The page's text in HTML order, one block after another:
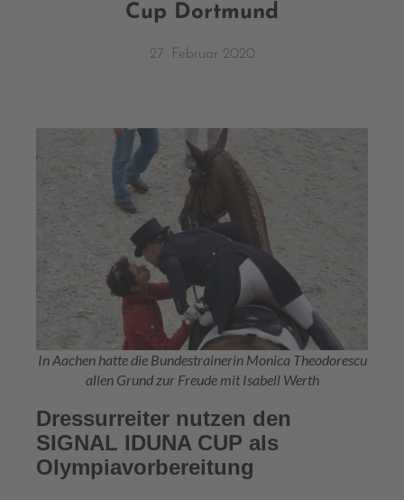
Cup Dortmund
27. Februar 2020
In Aachen hatte die Bundestrainerin Monica Theodorescu
allen Grund zur Freude mit Isabell Werth
Dressurreiter nutzen den
SIGNAL IDUNA CUP als
Olympiavorbereitung